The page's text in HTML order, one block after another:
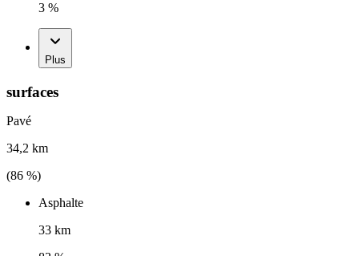
3 %
Plus
surfaces
Pavé
34,2 km
(86 %)
Asphalte
33 km